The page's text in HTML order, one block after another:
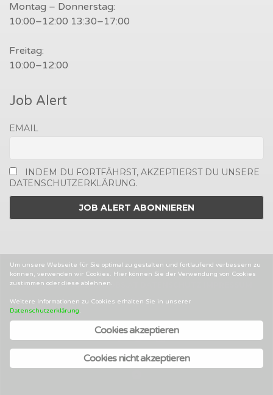
Montag – Donnerstag:
10:00–12:00 13:30–17:00
Freitag:
10:00–12:00
Job Alert
EMAIL
INDEM DU FORTFÄHRST, AKZEPTIERST DU UNSERE
DATENSCHUTZERKLÄRUNG.
2014-2025 © MEDIENJOBS.AT
AGBS
Facebook
Twitter
Linked
In
Um unsere Webseite für Sie optimal zu gestalten und fortlaufend verbessern zu
können, verwenden wir Cookies. Hier können Sie der Verwendung von Cookies
zustimmen oder diese ablehnen.
Weitere Informationen zu Cookies erhalten Sie in unserer
Datenschutzerklärung.
Cookies akzeptieren
Cookies nicht akzeptieren